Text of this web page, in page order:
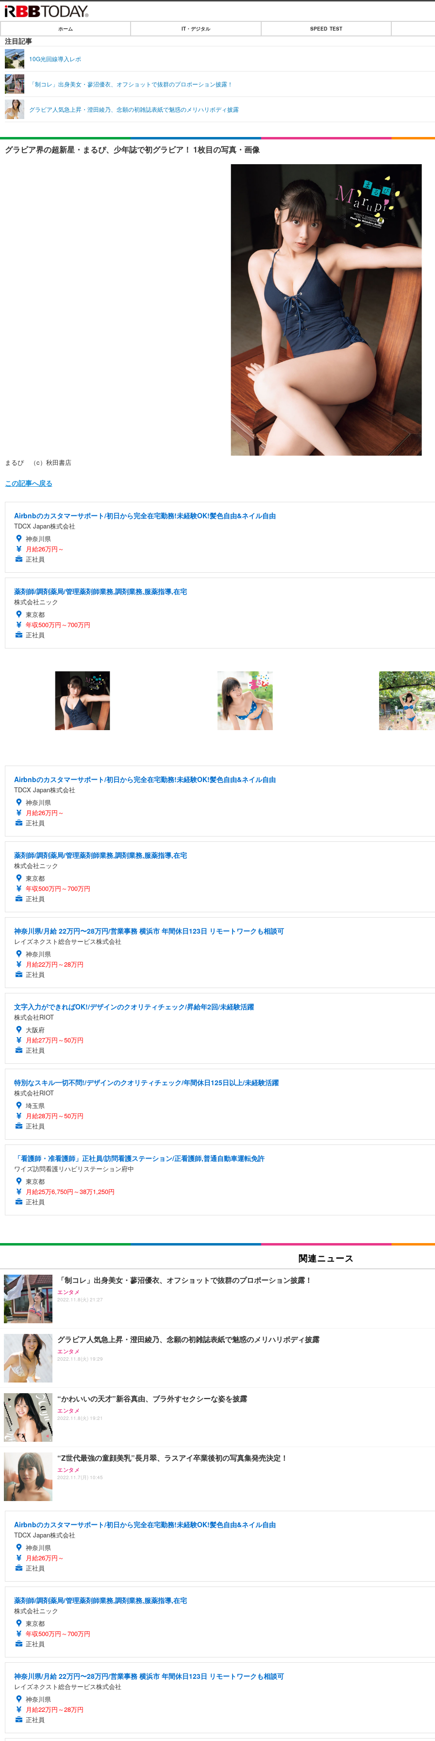
IT・デジタル
ショッピング
SPEED TEST
エンタメ
エンタメTOP
音楽
ライフ
ライフTOP
ペット
リリース一覧
ホーム IT・デジタル SPEED TEST
注目記事
10G光回線導入レポ
「制コレ」出身美女・蓼沼優衣、オフショットで抜群のプロポーション披露！
グラビア人気急上昇・澄田綾乃、念願の初雑誌表紙で魅惑のメリハリボディ披露
グラビア界の超新星・まるぴ、少年誌で初グラビア！ 1枚目の写真・画像
まるぴ （c）秋田書店
この記事へ戻る
Airbnbのカスタマーサポート/初日から完全在宅勤務!未経験OK!髪色自由&ネイル自由
TDCX Japan株式会社
神奈川県
月給26万円～
正社員
薬剤師/調剤薬局/管理薬剤師業務,調剤業務,服薬指導,在宅
株式会社ニック
東京都
年収500万円～700万円
正社員
Airbnbのカスタマーサポート/初日から完全在宅勤務!未経験OK!髪色自由&ネイル自由
TDCX Japan株式会社
神奈川県
月給26万円～
正社員
薬剤師/調剤薬局/管理薬剤師業務,調剤業務,服薬指導,在宅
株式会社ニック
東京都
年収500万円～700万円
正社員
神奈川県/月給 22万円〜28万円/営業事務 横浜市 年間休日123日 リモートワークも相談可
レイズネクスト総合サービス株式会社
神奈川県
月給22万円～28万円
正社員
文字入力ができればOK!/デザインのクオリティチェック/昇給年2回/未経験活躍
株式会社RIOT
大阪府
月給27万円～50万円
正社員
特別なスキル一切不問!/デザインのクオリティチェック/年間休日125日以上/未経験活躍
株式会社RIOT
埼玉県
月給28万円～50万円
正社員
「看護師・准看護師」正社員/訪問看護ステーション/正看護師,普通自動車運転免許
ワイズ訪問看護リハビリステーション府中
東京都
月給25万6,750円～38万1,250円
正社員
関連ニュース
「制コレ」出身美女・蓼沼優衣、オフショットで抜群のプロポーション披露！
エンタメ
2022.11.8(火) 21:27
グラビア人気急上昇・澄田綾乃、念願の初雑誌表紙で魅惑のメリハリボディ披露
エンタメ
2022.11.8(火) 19:29
“かわいいの天才”新谷真由、ブラ外すセクシーな姿を披露
エンタメ
2022.11.8(火) 19:21
“Z世代最強の童顔美乳”長月翠、ラスアイ卒業後初の写真集発売決定！
エンタメ
2022.11.7(月) 10:45
Airbnbのカスタマーサポート/初日から完全在宅勤務!未経験OK!髪色自由&ネイル自由
TDCX Japan株式会社
神奈川県
月給26万円～
正社員
薬剤師/調剤薬局/管理薬剤師業務,調剤業務,服薬指導,在宅
株式会社ニック
東京都
年収500万円～700万円
正社員
神奈川県/月給 22万円〜28万円/営業事務 横浜市 年間休日123日 リモートワークも相談可
レイズネクスト総合サービス株式会社
神奈川県
月給22万円～28万円
正社員